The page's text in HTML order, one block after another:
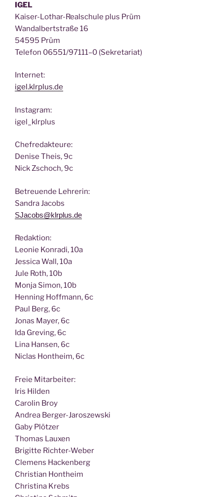
IGEL
Kai­ser-Lothar-Real­schu­le plus Prüm
Wan­dal­bert­stra­ße 16
54595 Prüm
Tele­fon 06551/97111–0 (Sekre­ta­ri­at)
Inter­net:
igel.klrplus.de
Insta­gram:
igel_klrplus
Chef­re­dak­teu­re:
Deni­se Theis, 9c
Nick Zscho­ch, 9c
Betreu­en­de Lehrerin:
San­dra Jacobs
SJacobs@klrplus.de
Redak­ti­on:
Leo­nie Kon­ra­di, 10a
Jes­si­ca Wall, 10a
Jule Roth, 10b
Mon­ja Simon, 10b
Hen­ning Hoff­mann, 6c
Paul Berg, 6c
Jonas May­er, 6c
Ida Gre­ving, 6c
Lina Han­sen, 6c
Nic­las Hont­heim, 6c
Freie Mit­ar­bei­ter:
Iris Hilden
Caro­lin Broy
Andrea Berger-Jaroszewski
Gaby Plötzer
Tho­mas Lauxen
Bri­git­te Richter-Weber
Cle­mens Hackenberg
Chris­ti­an Hontheim
Chris­ti­na Krebs